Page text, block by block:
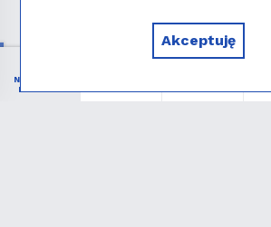
NIEZBĘDNIK
KATOLIKA
Akceptuję